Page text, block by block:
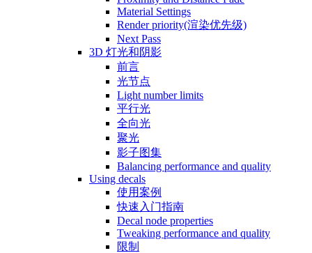
Material Settings
Render priority(渲染优先级)
Next Pass
3D 灯光和阴影
前言
光节点
Light number limits
平行光
全向光
聚光
影子图集
Balancing performance and quality
Using decals
使用案例
快速入门指南
Decal node properties
Tweaking performance and quality
限制